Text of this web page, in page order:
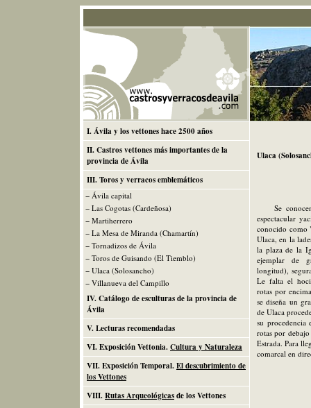
I. Ávila y los vettones hace 2500 años
II. Castros vettones más importantes de la
provincia de Ávila
III. Toros y verracos emblemáticos
− Ávila capital
− Las Cogotas (Cardeñosa)
− Martiherrero
− La Mesa de Miranda (Chamartín)
− Tornadizos de Ávila
− Toros de Guisando (El Tiemblo)
− Ulaca (Solosancho)
− Villanueva del Campillo
IV. Catálogo de esculturas de la provincia de
Ávila
V. Lecturas recomendadas
VI. Exposición Vettonia.Cultura y Naturaleza
VII. Exposición Temporal.El descubrimiento de
los Vettones
VIII.Rutas Arqueológicasde los Vettones
Ulaca
Se
espectacular
conocido como
Ulaca, en la
la plaza de la
ejemplar de
longitud),
Le falta el
rotas por
se diseña un
de Ulaca
su procedencia
rotas por
Estrada. Para
comarcal en